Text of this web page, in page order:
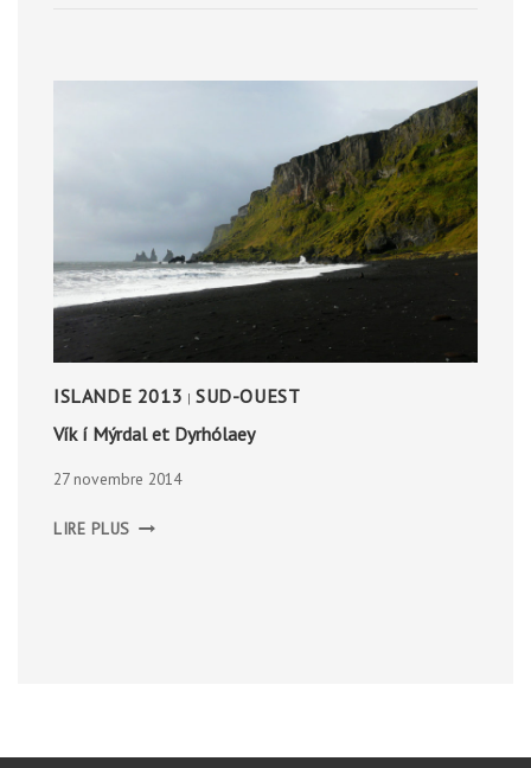
ISLANDE 2013 | SUD-OUEST
Vík í Mýrdal et Dyrhólaey
27 novembre 2014
LIRE PLUS